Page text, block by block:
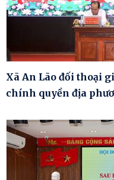
Xã An Lão đối thoại
chính quyền địa